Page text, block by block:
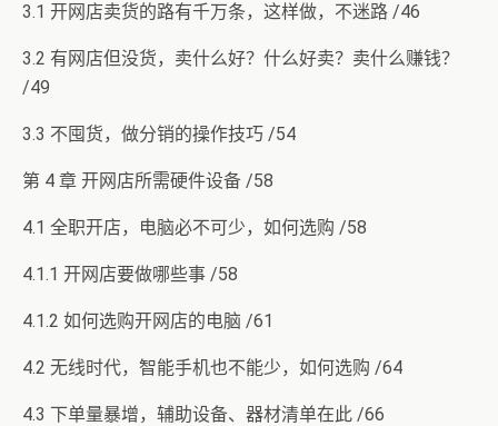
3.1 开网店卖货的路有千万条，这样做，不迷路 /46
3.2 有网店但没货，卖什么好？什么好卖？卖什么赚钱？
/49
3.3 不囤货，做分销的操作技巧 /54
第 4 章 开网店所需硬件设备 /58
4.1 全职开店，电脑必不可少，如何选购 /58
4.1.1 开网店要做哪些事 /58
4.1.2 如何选购开网店的电脑 /61
4.2 无线时代，智能手机也不能少，如何选购 /64
4.3 下单量暴增，辅助设备、器材清单在此 /66